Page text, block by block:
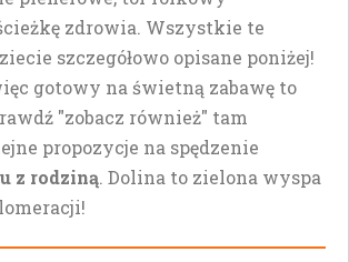
zdrowia. Wszystkie te
szczegółowo opisane poniżej!
gotowy na świetną zabawę to
"zobacz również" tam
propozycje na spędzenie
z rodziną. Dolina to zielona wyspa